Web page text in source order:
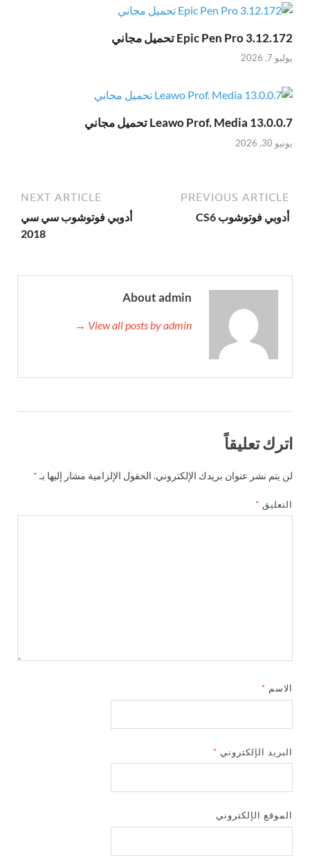
Epic Pen Pro 3.12.172 تحميل مجاني
يوليو 7, 2026
Leawo Prof. Media 13.0.0.7 تحميل مجاني
يونيو 30, 2026
PREVIOUS ARTICLE
أدوبي فوتوشوب CS6
NEXT ARTICLE
أدوبي فوتوشوب سي سي
2018
About admin
View all posts by admin →
اترك تعليقاً
لن يتم نشر عنوان بريدك الإلكتروني. الحقول الإلزامية مشار إليها بـ *
التعليق *
الاسم *
البريد الإلكتروني *
الموقع الإلكتروني